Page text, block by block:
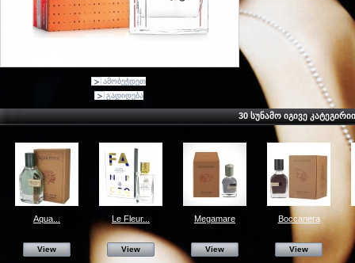
ამობეჭდეთ
გადიდება
30 ᲡᲣᲜᲐᲛᲝ ᲘᲒᲘᲕᲔ
Aqua...
View
Le Fleur...
View
Megamare
View
Boccanera
View